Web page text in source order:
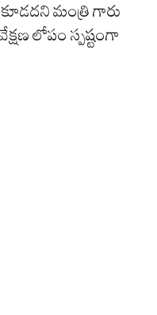
మంత్రి గారు
లోపం స్పష్టంగా